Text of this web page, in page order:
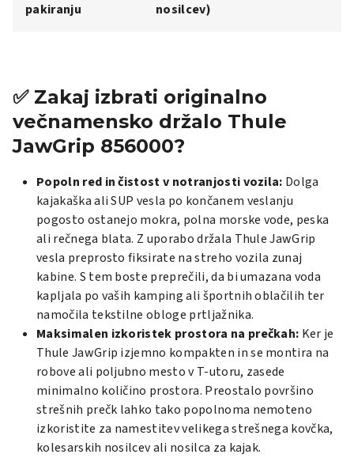
pakiranju
nosilcev)
✅ Zakaj izbrati originalno
večnamensko držalo Thule
JawGrip 856000?
Popoln red in čistost v notranjosti vozila: Dolga
kajakaška ali SUP vesla po končanem veslanju
pogosto ostanejo mokra, polna morske vode, peska
ali rečnega blata. Z uporabo držala Thule JawGrip
vesla preprosto fiksirate na streho vozila zunaj
kabine. S tem boste preprečili, da bi umazana voda
kapljala po vaših kamping ali športnih oblačilih ter
namočila tekstilne obloge prtljažnika.
Maksimalen izkoristek prostora na prečkah: Ker je
Thule JawGrip izjemno kompakten in se montira na
robove ali poljubno mesto v T-utoru, zasede
minimalno količino prostora. Preostalo površino
strešnih prečk lahko tako popolnoma nemoteno
izkoristite za namestitev velikega strešnega kovčka,
kolesarskih nosilcev ali nosilca za kajak.